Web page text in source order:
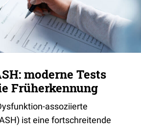
moderne Tests
Früherkennung
assoziierte
ist eine fortschreitende